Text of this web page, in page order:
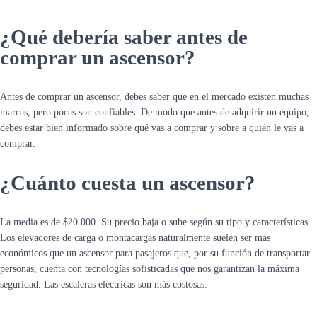
¿Qué debería saber antes de
comprar un ascensor?
Antes de comprar un ascensor, debes saber que en el mercado existen muchas
marcas, pero pocas son confiables. De modo que antes de adquirir un equipo,
debes estar bien informado sobre qué vas a comprar y sobre a quién le vas a
comprar.
¿Cuánto cuesta un ascensor?
La media es de $20.000. Su precio baja o sube según su tipo y características.
Los elevadores de carga o montacargas naturalmente suelen ser más
económicos que un ascensor para pasajeros que, por su función de transportar
personas, cuenta con tecnologías sofisticadas que nos garantizan la máxima
seguridad. Las escaleras eléctricas son más costosas.